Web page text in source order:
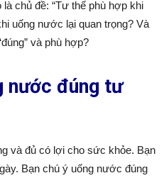
chủ đề: “Tư thế phù hợp khi
uống nước lại quan trọng? Và
và phù hợp?
nước đúng tư
và đủ có lợi cho sức khỏe. Bạn
Bạn chú ý uống nước đúng